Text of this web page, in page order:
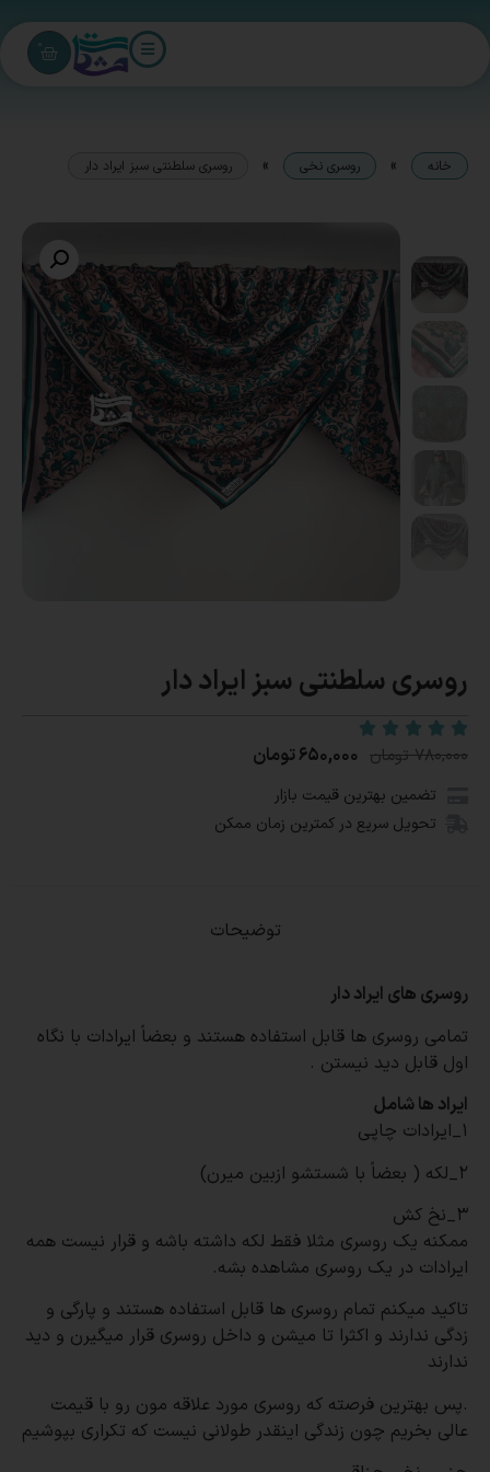
0
خانه » روسری نخی » روسری سلطنتی سبز ایراد دار
روسری سلطنتی سبز ایراد دار
۷۸۰,۰۰۰ تومان ۶۵۰,۰۰۰تومان
تضمین بهترین قیمت بازار
تحویل سریع در کمترین زمان ممکن
توضیحات
روسری های ایراد دار
تمامی روسری ها قابل استفاده هستند و بعضاً ایرادات با نگاه
اول قابل دید نیستن .
ایراد ها شامل
۱_ایرادات چاپی
۲_لکه ( بعضاً با شستشو ازبین میرن)
۳_نخ کش
ممکنه یک روسری مثلا فقط لکه داشته باشه و قرار نیست همه
ایرادات در یک روسری مشاهده بشه.
تاکید میکنم تمام روسری ها قابل استفاده هستند و پارگی و
زدگی ندارند و اکثرا تا میشن و داخل روسری قرار میگیرن و دید
ندارند
.پس بهترین فرصته که روسری مورد علاقه مون رو با قیمت
عالی بخریم چون زندگی اینقدر طولانی نیست که تکراری بپوشیم